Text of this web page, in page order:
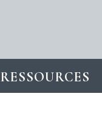
RESSOURCES